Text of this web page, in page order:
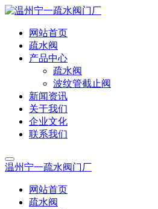
网站首页
疏水阀
产品中心
疏水阀
波纹管截止阀
新闻资讯
关于我们
企业文化
联系我们
温州宁一疏水阀门厂
网站首页
疏水阀